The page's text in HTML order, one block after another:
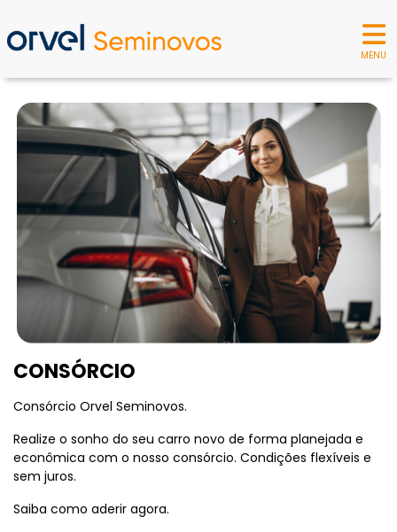
MENU
CONSÓRCIO
Consórcio Orvel Seminovos.
Realize o sonho do seu carro novo de forma planejada e
econômica com o nosso consórcio. Condições flexíveis e
sem juros.
Saiba como aderir agora.